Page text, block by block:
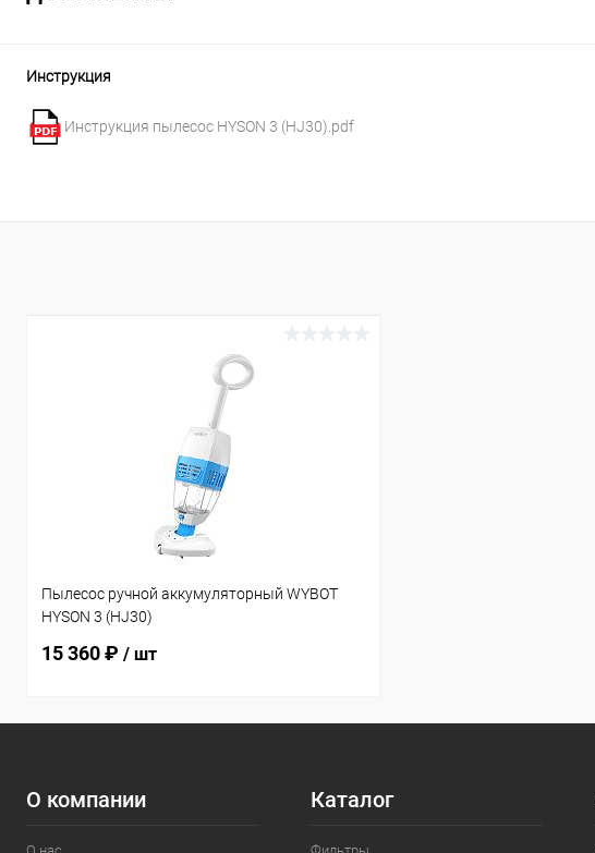
Инструкция
Инструкция пылесос HYSON 3 (HJ30).pdf
Пылесос ручной аккумуляторный WYBOT
HYSON 3 (HJ30)
15 360 ₽ / шт
О компании Каталог